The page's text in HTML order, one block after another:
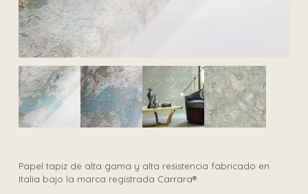
Papel tapiz de alta gama y alta resistencia fabricado en
Italia bajo la marca registrada Carrara®.